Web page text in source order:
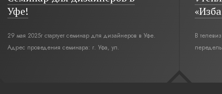
Уфе!
29 мая 2025г стартует семинар для дизайнеров в Уфе.
Адрес проведения семинара: г. Уфа, ул.
В